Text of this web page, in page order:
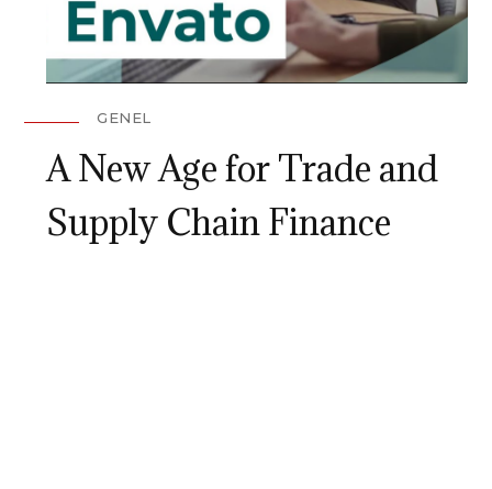
GENEL
A New Age for Trade and
Supply Chain Finance